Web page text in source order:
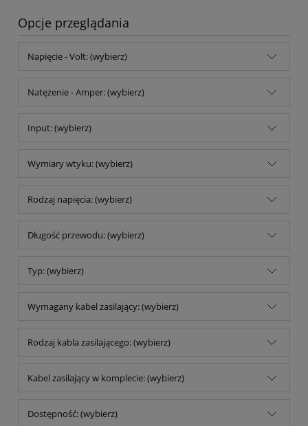
Opcje przeglądania
Napięcie - Volt: (wybierz)
Natężenie - Amper: (wybierz)
Input: (wybierz)
Wymiary wtyku: (wybierz)
Rodzaj napięcia: (wybierz)
Długość przewodu: (wybierz)
Typ: (wybierz)
Wymagany kabel zasilający: (wybierz)
Rodzaj kabla zasilającego: (wybierz)
Kabel zasilający w komplecie: (wybierz)
Dostępność: (wybierz)